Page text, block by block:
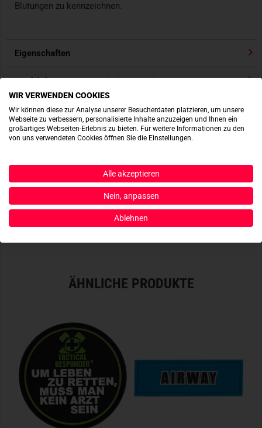
Blutungen zu kennzeichnen.
Eigenschaften
Produktbewertungen
Produktsicherheit
Es sind noch keine Actionshots vorhanden.
JETZT BEREITSTELLEN
ÄHNLICHE PRODUKTE
WIR VERWENDEN COOKIES
Wir können diese zur Analyse unserer Besucherdaten platzieren, um unsere
Webseite zu verbessern, personalisierte Inhalte anzuzeigen und Ihnen ein
großartiges Webseiten-Erlebnis zu bieten. Für weitere Informationen zu den
von uns verwendeten Cookies öffnen Sie die Einstellungen.
Alle akzeptieren
Nein, anpassen
Ablehnen